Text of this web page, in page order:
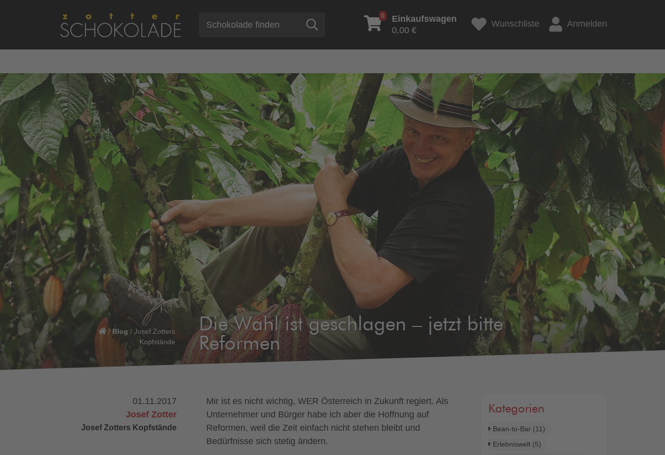
0
Einkaufswagen
0,00 €
Wunschliste Anmelden
/Blog / Josef Zotters
Kopfstände
Die Wahl ist geschlagen – jetzt bitte
Reformen
01.11.2017
Josef Zotter
Josef Zotters Kopfstände
Mir ist es nicht wichtig, WER Österreich in Zukunft regiert. Als
Unternehmer und Bürger habe ich aber die Hoffnung auf
Reformen, weil die Zeit einfach nicht stehen bleibt und
Bedürfnisse sich stetig ändern.
Kategorien
Bean-to-Bar(11)
Erlebniswelt(5)